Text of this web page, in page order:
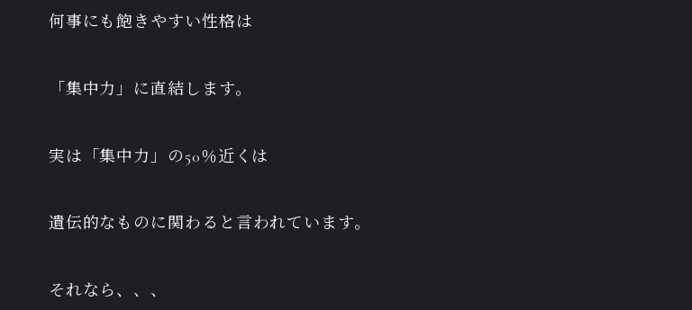
何事にも飽きやすい性格は
「集中力」に直結します。
実は「集中力」の50％近くは
遺伝的なものに関わると言われています。
それなら、、、